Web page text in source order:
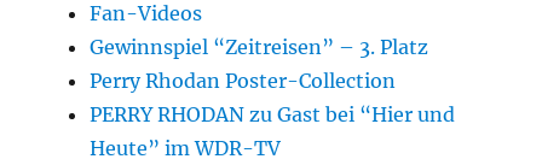
Fan-Videos
Gewinnspiel “Zeitreisen” – 3. Platz
Perry Rhodan Poster-Collection
PERRY RHODAN zu Gast bei “Hier und
Heute” im WDR-TV